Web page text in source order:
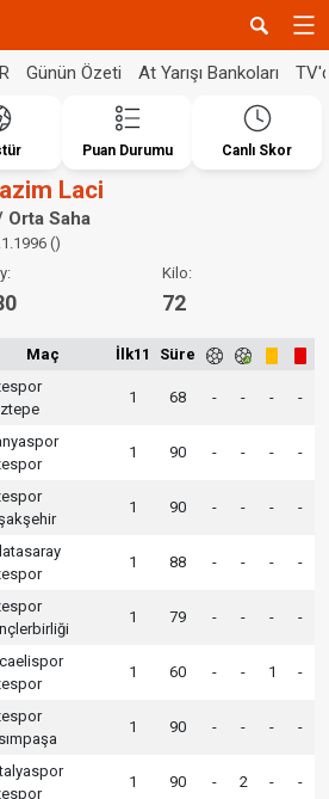
Günün Özeti At Yarışı Bankoları
Puan Durumu Canlı Skor
Laci
Orta Saha
()
Kilo:
72
Maç İlk11 Süre
1 68 - - - -
1 90 - - - -
1 90 - - - -
1 88 - - - -
1 79 - - - -
1 60 - - 1 -
1 90 - - - -
1 90 - 2 - -